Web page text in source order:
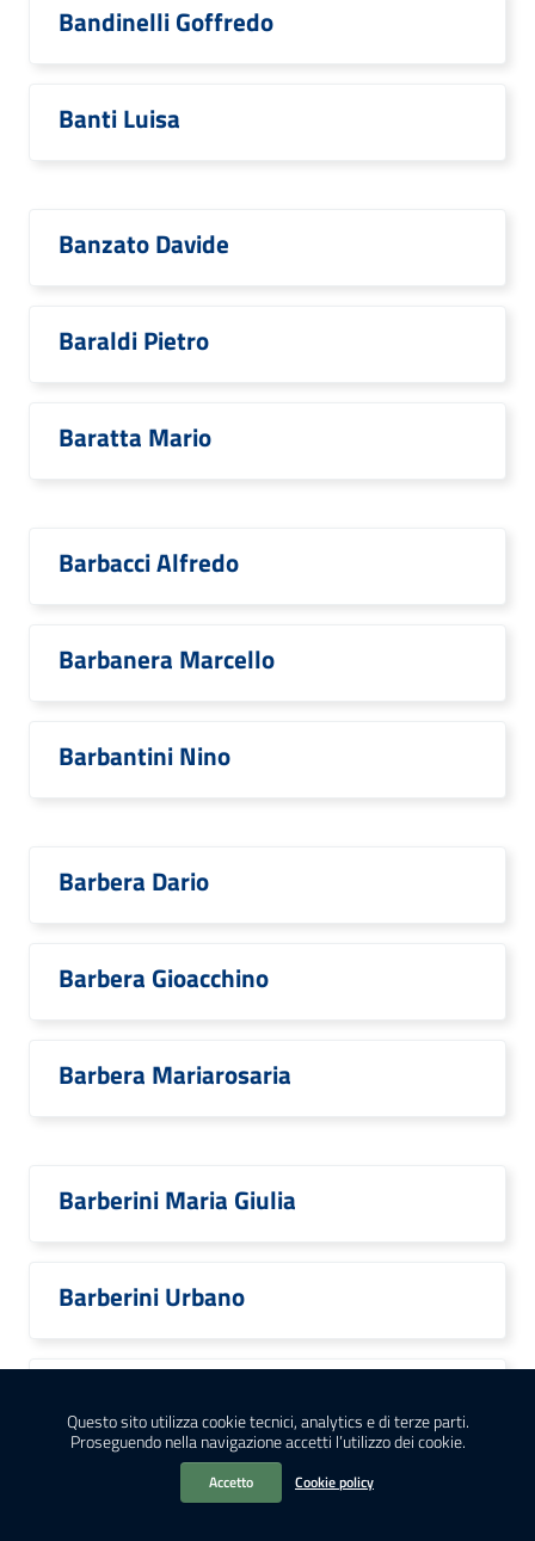
Questo sito utilizza cookie tecnici, analytics e di terze parti.
Proseguendo nella navigazione accetti l’utilizzo dei cookie.
Accetto Cookie policy
Bandinelli Goffredo
Banti Luisa
Banzato Davide
Baraldi Pietro
Baratta Mario
Barbacci Alfredo
Barbanera Marcello
Barbantini Nino
Barbera Dario
Barbera Gioacchino
Barbera Mariarosaria
Barberini Maria Giulia
Barberini Urbano